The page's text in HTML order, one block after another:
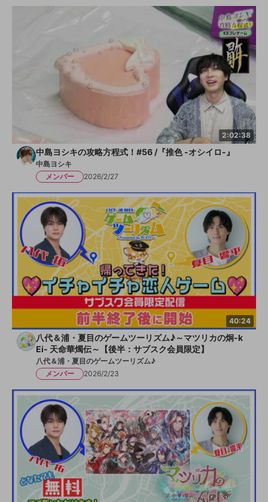
2:02:38
中島ヨシキの攻略方程式！#56 /『推色 -オシイロ-』
中島ヨシキ
メンバー
2026/2/27
40:24
八代＆浦・夏目のゲームツーリズム♪～マツリカの炯-k
Ei- 天命華燭伝～【後半：サブスク会員限定】
八代＆浦・夏目のゲームツーリズム♪
メンバー
2026/2/23